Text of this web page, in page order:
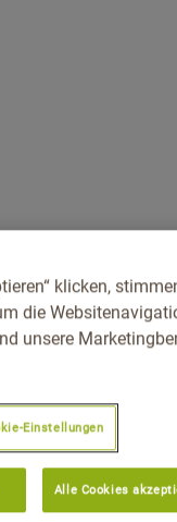
klicken,
die
unsere
Einstellungen
Alle Cookies